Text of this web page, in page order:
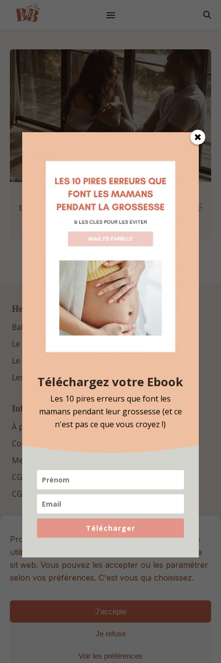
Promis, ici les cookies sont sans sucre 🍪 Nous les
utilisons pour améliorer votre expérience sur notre
sit web. Vous pouvez les accepter ou les paramétrer
selon vos préférences. C'est vous qui choisissez.
J'accepte
Je refuse
Voir les préférences
Le bien-être des parents : comment
trouver l’équilibre pour une parentalité
épanouie ?
Hello Bébé
BabyProfiler™
Le blog
Le podcast
Les guides gratuits
Informations
À propos
Contact
Mentions légales
CGV
CGU
Rejoins la newsletter Hello Bébé pour recevoir des
conseils utiles, des contenus exclusifs et les dernières
nouveautés.
© 2026 Hello Bébé. Tous droits réservés. | Site internet créé
Téléchargez votre Ebook
Les 10 pires erreurs que font les
mamans pendant leur grossesse (et ce
n'est pas ce que vous croyez !)
Télécharger